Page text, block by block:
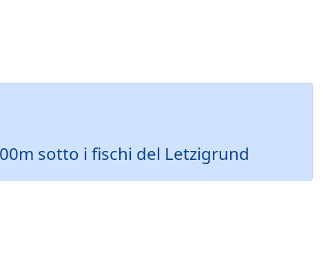
sotto i fischi del Letzigrund